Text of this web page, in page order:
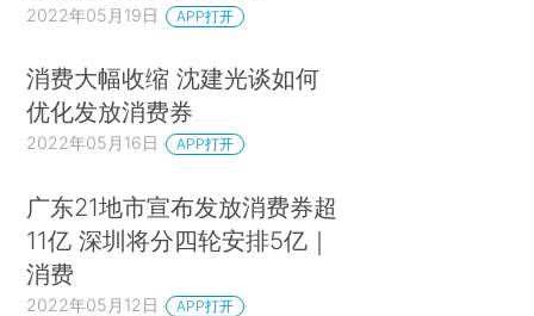
2022年05月19日 APP打开
消费大幅收缩 沈建光谈如何
优化发放消费券
2022年05月16日 APP打开
广东21地市宣布发放消费券超
11亿 深圳将分四轮安排5亿｜
消费
2022年05月12日 APP打开